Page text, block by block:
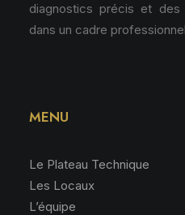
diagnostics précis et des
dans un cadre
MENU
Le Plateau Technique
Les Locaux
L’équipe